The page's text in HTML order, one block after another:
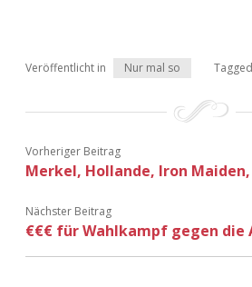
Adventskalender
Veröffentlicht in Nur mal so Tagged
Vorheriger Beitrag
Merkel, Hollande, Iron Maiden,
Nächster Beitrag
€€€ für Wahlkampf gegen die